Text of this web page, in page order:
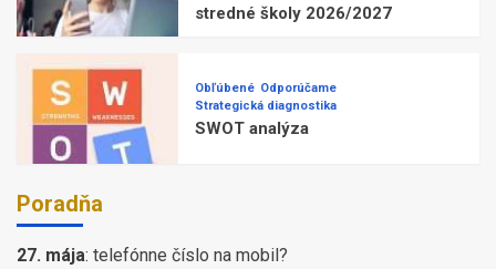
stredné školy 2026/2027
Obľúbené Odporúčame
Strategická diagnostika
SWOT analýza
Poradňa
27. mája: telefónne číslo na mobil?